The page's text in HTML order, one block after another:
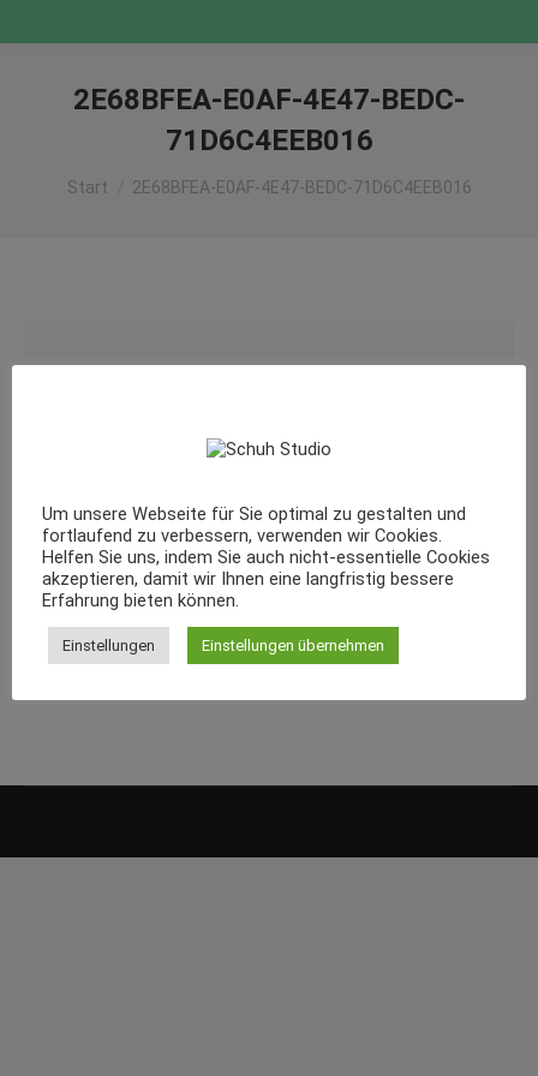
2E68BFEA-E0AF-4E47-BEDC-
71D6C4EEB016
Sie befinden sich hier:
Start 2E68BFEA-E0AF-4E47-BEDC-71D6C4EEB016
Um unsere Webseite für Sie optimal zu gestalten und
fortlaufend zu verbessern, verwenden wir Cookies.
Helfen Sie uns, indem Sie auch nicht-essentielle Cookies
akzeptieren, damit wir Ihnen eine langfristig bessere
Erfahrung bieten können.
Einstellungen Einstellungen übernehmen